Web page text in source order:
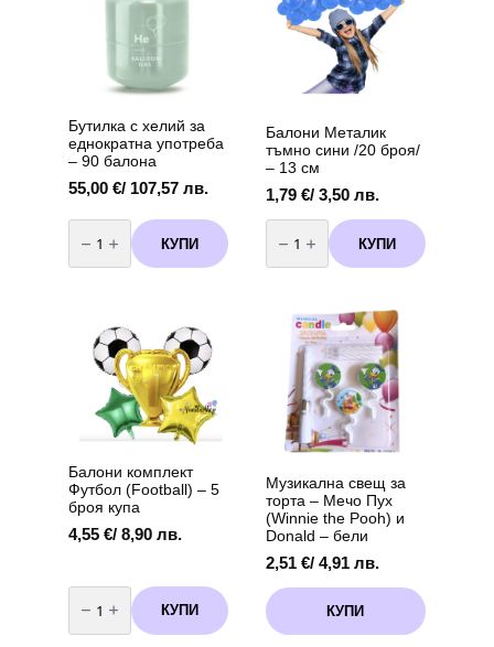
Бутилка с хелий за
еднократна употреба
– 90 балона
55,00 €/ 107,57 лв.
количество
за
Бутилка
с
употреба
балона
КУПИ
Балони Металик
тъмно сини /20 броя/
– 13 см
1,79 €/ 3,50 лв.
количество
за
Балони
Металик
броя/
КУПИ
Балони комплект
Футбол (Football) – 5
броя купа
4,55 €/ 8,90 лв.
количество
за
Балони
комплект
КУПИ
Музикална свещ за
торта – Мечо Пух
(Winnie the Pooh) и
Donald – бели
2,51 €/ 4,91 лв.
КУПИ